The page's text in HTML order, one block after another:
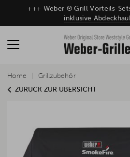
+++ Weber ® Grill Vorteils-
inklusive
ZURÜCK ZUR ÜBERSICHT
Home Grillzubehör